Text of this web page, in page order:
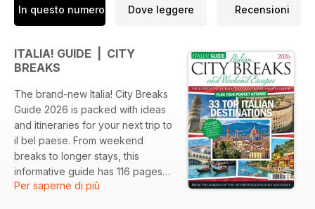
In questo numero Dove leggere Recensioni
ITALIA! GUIDE | CITY
BREAKS
The brand-new Italia! City Breaks
Guide 2026 is packed with ideas
and itineraries for your next trip to
il bel paese. From weekend
breaks to longer stays, this
informative guide has 116 pages
of travel know-how and essential
Per saperne di più